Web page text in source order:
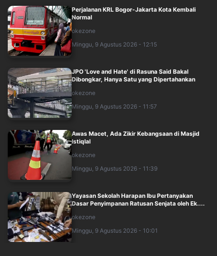
Perjalanan KRL Bogor-Jakarta Kota Kembali
Normal
okezone
Minggu, 9 Agustus 2026 - 12:15
JPO 'Love and Hate' di Rasuna Said Bakal
Dibongkar, Hanya Satu yang Dipertahankan
okezone
Minggu, 9 Agustus 2026 - 11:57
Awas Macet, Ada Zikir Kebangsaan di Masjid
Istiqlal
okezone
Minggu, 9 Agustus 2026 - 11:39
Yayasan Sekolah Harapan Ibu Pertanyakan
Dasar Penyimpanan Ratusan Senjata oleh Ek....
okezone
Minggu, 9 Agustus 2026 - 10:01